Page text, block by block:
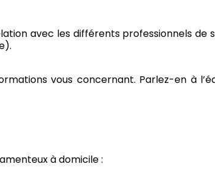
avec les différents professionnels de
vous concernant. Parlez-en à
à domicile :